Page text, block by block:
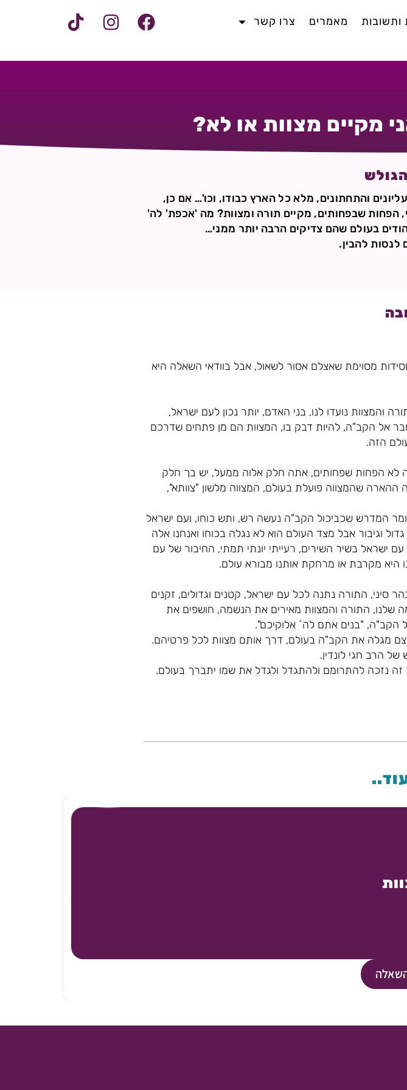
ותשובות מאמרים צרו קשר
מקיים מצוות או לא?
והתחתונים, מלא כל הארץ כבודו, וכו'… אם כן,
שבפחותים, מקיים תורה ומצוות? מה 'אכפת' לה'
בעולם שהם צדיקים הרבה יותר ממני…
להבין.
מסוימת שאצלם אסור לשאול, אבל בוודאי השאלה היא
והמצוות נועדו לנו, בני האדם, יותר נכון לעם ישראל,
אל הקב"ה, להיות דבק בו, המצוות הם מן פתחים שדרכם
הזה.
לא הפחות שפחותים, אתה חלק אלוה ממעל, יש בך חלק
שהמצווה פועלת בעולם, המצווה מלשון "צוותא",
המדרש שכביכול הקב"ה נעשה רש, ותש כוחו, ועם ישראל
וגיבור אבל מצד העולם הוא לא נגלה בכוחו ואנחנו אלה
ישראל בשיר השירים, רעייתי יונתי תמתי, החיבור של עם
היא מקרבת או מרחקת אותנו מבורא עולם.
סיני, התורה נתנה לכל עם ישראל, קטנים וגדולים, זקנים
שלנו, התורה והמצוות מאירים את הנשמה, חושפים את
הקב"ה, "בנים אתם לה´ אלוקיכם".
מגלה את הקב"ה בעולם, דרך אותם מצוות לכל פרטיהם.
הרב חגי לונדין.
זה נזכה להתרומם ולהתגדל ולגדל את שמו יתברך בעולם.